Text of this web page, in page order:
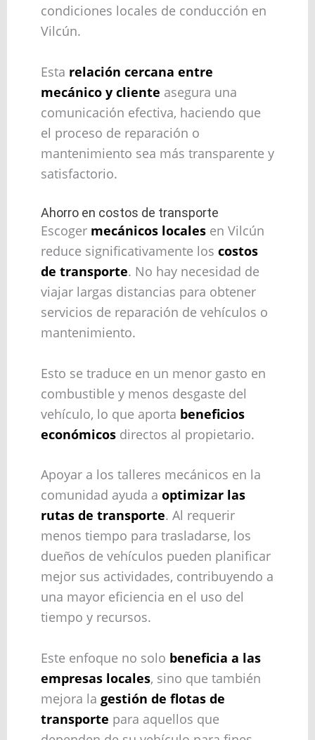
condiciones locales de conducción en
Vilcún.
Esta relación cercana entre
mecánico y cliente asegura una
comunicación efectiva, haciendo que
el proceso de reparación o
mantenimiento sea más transparente y
satisfactorio.
Ahorro en costos de transporte
Escoger mecánicos localesen Vilcún
reduce significativamente los costos
de transporte. No hay necesidad de
viajar largas distancias para obtener
servicios de reparación de vehículos o
mantenimiento.
Esto se traduce en un menor gasto en
combustible y menos desgaste del
vehículo, lo que aporta beneficios
económicosdirectos al propietario.
Apoyar a los talleres mecánicos en la
comunidad ayuda a optimizar las
rutas de transporte. Al requerir
menos tiempo para trasladarse, los
dueños de vehículos pueden planificar
mejor sus actividades, contribuyendo a
una mayor eficiencia en el uso del
tiempo y recursos.
Este enfoque no solo beneficia a las
empresas locales, sino que también
mejora la gestión de flotas de
transporte para aquellos que